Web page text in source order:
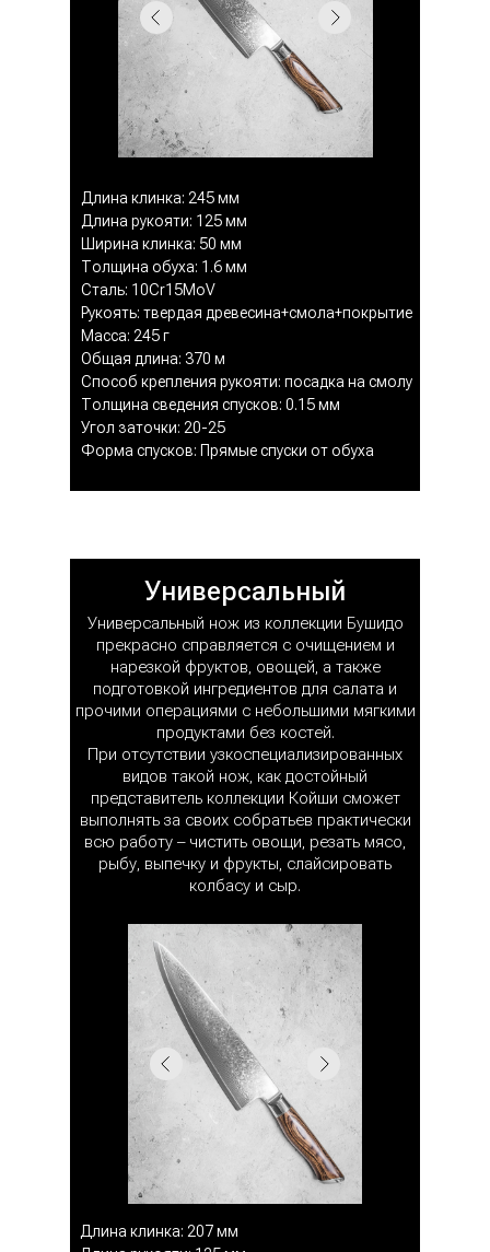
Длина клинка: 245 мм
Длина рукояти: 125 мм
Ширина клинка: 50 мм
Толщина обуха: 1.6 мм
Сталь: 10Cr15MoV
Рукоять: твердая древесина+смола+покрытие
Масса: 245 г
Общая длина: 370 м
Способ крепления рукояти: посадка на смолу
Толщина сведения спусков: 0.15 мм
Угол заточки: 20-25
Форма спусков: Прямые спуски от обуха
Универсальный
Универсальный нож из коллекции Бушидо
прекрасно справляется с очищением и
нарезкой фруктов, овощей, а также
подготовкой ингредиентов для салата и
прочими операциями с небольшими мягкими
продуктами без костей.
При отсутствии узкоспециализированных
видов такой нож, как достойный
представитель коллекции Койши сможет
выполнять за своих собратьев практически
всю работу – чистить овощи, резать мясо,
рыбу, выпечку и фрукты, слайсировать
колбасу и сыр.
Длина клинка: 207 мм